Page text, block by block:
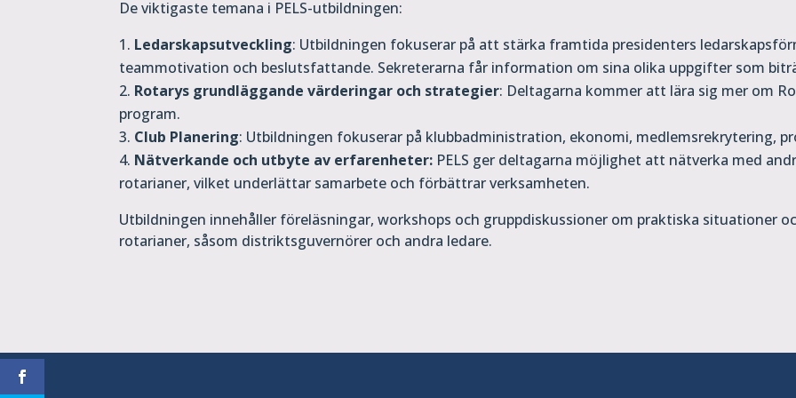
De viktigaste temana i PELS-utbildningen:
Ledarskapsutveckling: Utbildningen fokuserar på att stärka framtida presidenters
teammotivation och beslutsfattande. Sekreterarna får information om sina olika uppgifter som
Rotarys grundläggande värderingar och strategier: Deltagarna kommer att lära sig mer om
program.
Club Planering: Utbildningen fokuserar på klubbadministration, ekonomi, medlemsrekrytering,
Nätverkande och utbyte av erfarenheter: PELS ger deltagarna möjlighet att nätverka med
rotarianer, vilket underlättar samarbete och förbättrar verksamheten.
Utbildningen innehåller föreläsningar, workshops och gruppdiskussioner om praktiska situationer
rotarianer, såsom distriktsguvernörer och andra ledare.